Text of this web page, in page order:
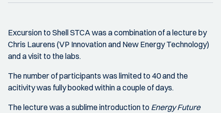
Excursion to Shell STCA was a combination of a lecture by
Chris Laurens (VP Innovation and New Energy Technology)
and a visit to the labs.
The number of participants was limited to 40 and the
acitivity was fully booked within a couple of days.
The lecture was a sublime introduction to Energy Future